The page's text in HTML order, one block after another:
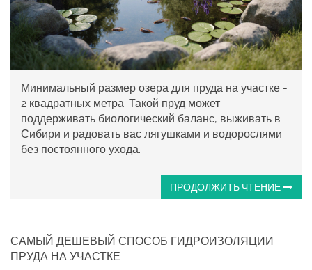
Минимальный размер озера для пруда на участке -
2 квадратных метра. Такой пруд может
поддерживать биологический баланс, выживать в
Сибири и радовать вас лягушками и водорослями
без постоянного ухода.
ПРОДОЛЖИТЬ ЧТЕНИЕ
САМЫЙ ДЕШЕВЫЙ СПОСОБ ГИДРОИЗОЛЯЦИИ
ПРУДА НА УЧАСТКЕ